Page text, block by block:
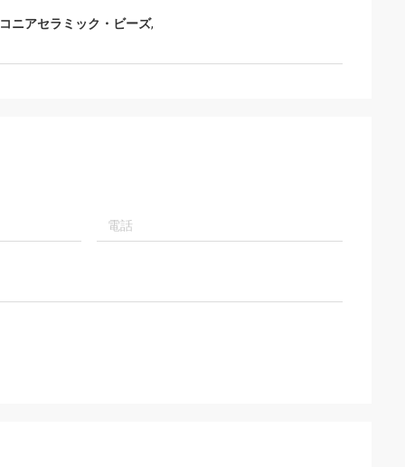
ニアセラミック・ビーズ,